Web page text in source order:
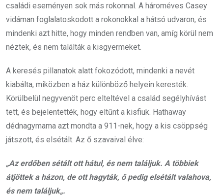
családi eseményen sok más rokonnal. A hároméves Casey
vidáman foglalatoskodott a rokonokkal a hátsó udvaron, és
mindenki azt hitte, hogy minden rendben van, amíg körül nem
néztek, és nem találták a kisgyermeket.
A keresés pillanatok alatt fokozódott, mindenki a nevét
kiabálta, miközben a ház különböző helyein keresték.
Körülbelül negyvenöt perc elteltével a család segélyhívást
tett, és bejelentették, hogy eltűnt a kisfiuk. Hathaway
dédnagymama azt mondta a 911-nek, hogy a kis csöppség
játszott, és elsétált. Az ő szavaival élve:
„Az erdőben sétált ott hátul, és nem találjuk. A többiek
átjöttek a házon, de ott hagyták, ő pedig elsétált valahova,
és nem találjuk„.